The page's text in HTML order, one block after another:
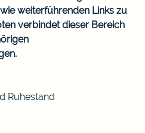
weiterführenden Links zu
verbindet dieser Bereich
Ruhestand